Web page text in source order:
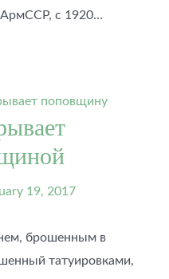
с 1920…
19, 2017
брошенным в
татуировками,